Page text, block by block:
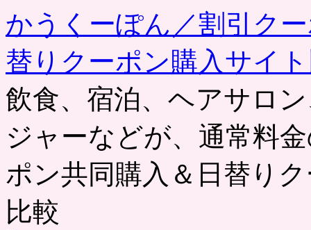
かうくーぽん／割引ク
替りクーポン購入サイ
飲食、宿泊、ヘアサロ
ジャーなどが、通常料
ポン共同購入＆日替り
比較